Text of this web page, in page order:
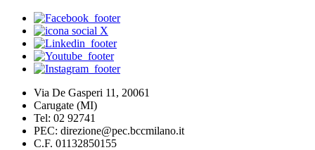
Via De Gasperi 11, 20061
Carugate (MI)
Tel: 02 92741
PEC: direzione@pec.bccmilano.it
C.F. 01132850155